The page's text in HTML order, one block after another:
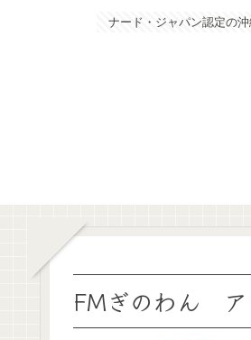
ナード・ジャパン認定の
FMぎのわん